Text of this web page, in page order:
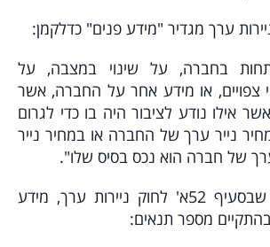
בחברה, על שינוי במצבה, על
צפויים, או מידע אחר על החברה, אשר
אילו נודע לציבור היה בו כדי לגרום
נייר ערך של החברה או במחיר נייר
של חברה הוא נכס בסיס שלו".
בהתאם להגדרה שבסעיף 52א' לחוק ניירות ערך, מידע
מספר תנאים: